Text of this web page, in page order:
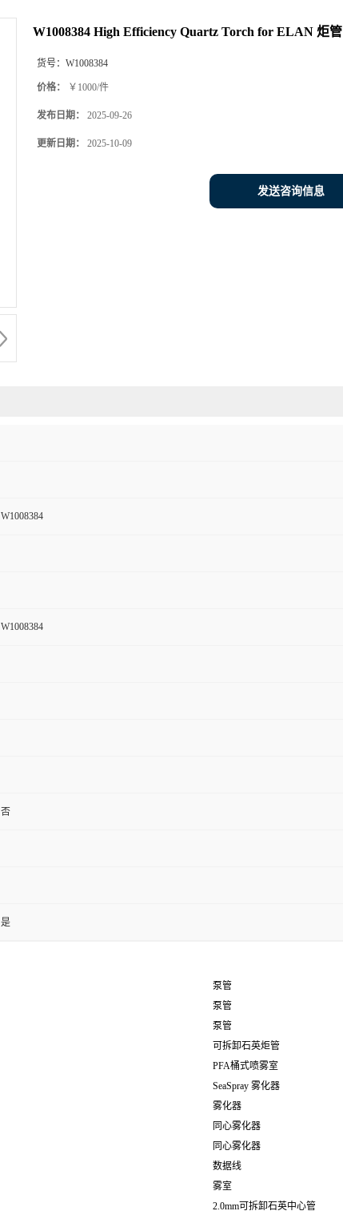
W1008384 High Efficiency Quartz Torch for ELAN 炬管
货号： W1008384
价格： ￥1000/件
发布日期： 2025-09-26
更新日期： 2025-10-09
发送咨询信息
W1008384
W1008384
否
是
泵管
泵管
泵管
可拆卸石英炬管
PFA桶式喷雾室
SeaSpray 雾化器
雾化器
同心雾化器
同心雾化器
数据线
雾室
2.0mm可拆卸石英中心管